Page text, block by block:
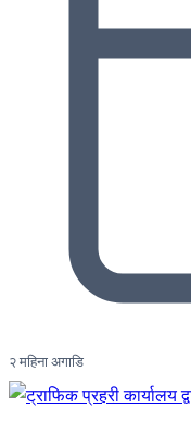
२ महिना अगाडि